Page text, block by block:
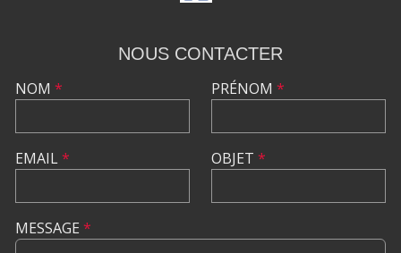
NOUS CONTACTER
NOM *
EMAIL*
PRÉNOM *
OBJET *
MESSAGE *